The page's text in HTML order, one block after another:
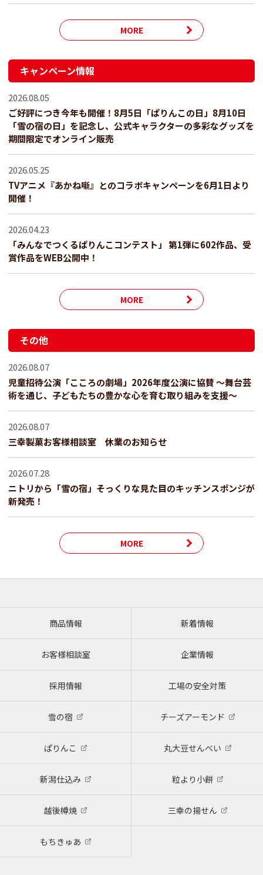
MORE
キャンペーン情報
2026.08.05
ご好評につき今年も開催！8月5日「ぱりんこの日」8月10日
「雪の宿の日」を記念し、公式キャラクターの多彩なグッズを
期間限定でオンライン販売
2026.05.25
TVアニメ『あかね噺』とのコラボキャンペーンを6月1日より
開催！
2026.04.23
「みんなでつくるぱりんこコンテスト」 第1弾に602作品、受
賞作品をWEB公開中！
MORE
その他
2026.08.07
児童招待公演「こころの劇場」2026年度公演に協賛 ～舞台芸
術を通じ、子どもたちの豊かな心を育む取り組みを支援～
2026.08.07
三幸製菓お客様相談室 休業のお知らせ
2026.07.28
ニトリから「雪の宿」そっくりな見た目のキッチンスポンジが
新発売！
MORE
商品情報 新着情報
お客様相談室 企業情報
採用情報 工場の安全対策
雪の宿 チーズアーモンド
ぱりんこ 丸大豆せんべい
新潟仕込み 粒より小餅
越後樽焼 三幸の揚せん
もちきゅあ